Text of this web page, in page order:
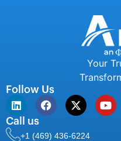
Your
Follow Us
Call us
+1 (469) 436-6224